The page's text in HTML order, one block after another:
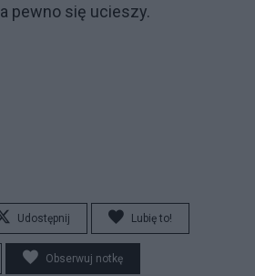
pewno się ucieszy.
Udostępnij Lubię to!
Obserwuj notkę